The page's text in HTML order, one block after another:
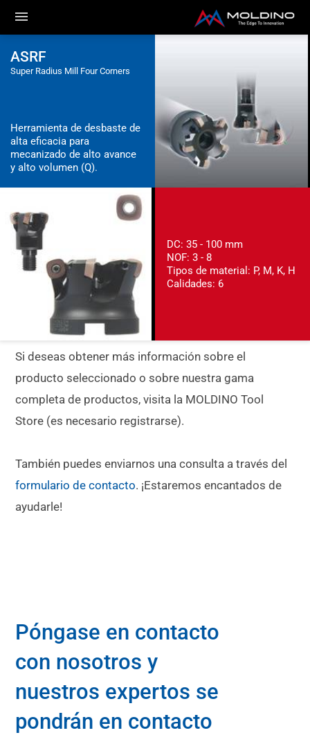
ASRF
Super Radius Mill Four Corners
Herramienta de desbaste de
alta eficacia para
mecanizado de alto avance
y alto volumen (Q).
DC: 35 - 100 mm
NOF: 3 - 8
Tipos de material: P, M, K, H
Calidades: 6
Si deseas obtener más información sobre el
producto seleccionado o sobre nuestra gama
completa de productos, visita la MOLDINO Tool
Store (es necesario registrarse).
También puedes enviarnos una consulta a través del
formulario de contacto. ¡Estaremos encantados de
ayudarle!
Póngase en contacto
con nosotros y
nuestros expertos se
pondrán en contacto